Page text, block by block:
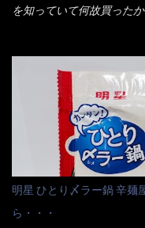
部カップの中でカオス状
りました～ 熱湯により
ている～ 隣に用意した
へ内容物を全て移すのと
させる。 箸で麺から移動
りました。 良い感じで
カップの壁面に残ってい
トカップへ。 まずは麺を
打ちで縮れてます。 ■蒙
は、やはり太く平打ちで
を知っていて何故買った
てみないといけないじゃ
は食べた事あるのよ！で
品揃えも上じゃん！ だっ
うが無いじゃん！ 日本で
ぇ～ 袋麺と云えば【サッ
に革新的な袋麺が出た！
品！！ 生麺感覚～と大
有名になりTOPに・・・
がリリース！つまり今回
明星 ひとり〆ラー鍋 辛麺
ら・・・